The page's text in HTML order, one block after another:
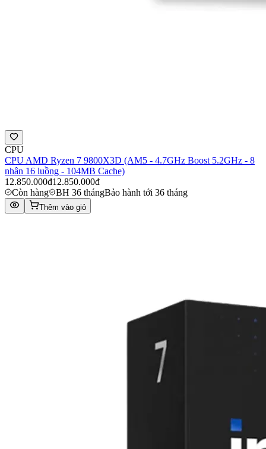
CPU
CPU AMD Ryzen 7 9800X3D (AM5 - 4.7GHz Boost 5.2GHz - 8
nhân 16 luồng - 104MB Cache)
12.850.000đ12.850.000đ
Còn hàng
BH 36 thángBảo hành tới 36 tháng
Thêm vào giỏ